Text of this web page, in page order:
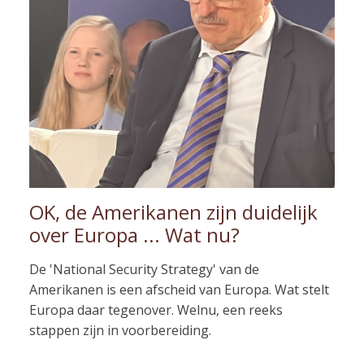
OK, de Amerikanen zijn duidelijk
over Europa ... Wat nu?
De 'National Security Strategy' van de
Amerikanen is een afscheid van Europa. Wat stelt
Europa daar tegenover. Welnu, een reeks
stappen zijn in voorbereiding.